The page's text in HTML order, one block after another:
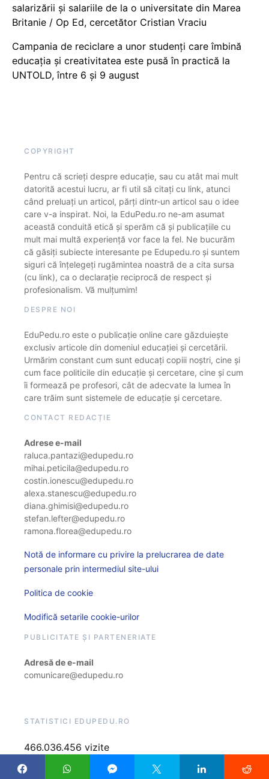
salarizării și salariile de la o universitate din Marea
Britanie / Op Ed, cercetător Cristian Vraciu
Campania de reciclare a unor studenți care îmbină
educația și creativitatea este pusă în practică la
UNTOLD, între 6 și 9 august
COPYRIGHT
Pentru că scrieți despre educație, sau cu atât mai mult
datorită acestui lucru, ar fi util să citați cu link, atunci
când preluați un articol, părți dintr-un articol sau o idee
care v-a inspirat. Noi, la EduPedu.ro ne-am asumat
această conduită etică și sperăm că și publicațiile cu
mult mai multă experiență vor face la fel. Ne bucurăm
că găsiți subiecte interesante pe Edupedu.ro și suntem
siguri că înțelegeți rugămintea noastră de a cita sursa
(cu link), ca o declarație reciprocă de respect și
profesionalism. Vă mulțumim!
DESPRE NOI
EduPedu.ro este o publicație online care găzduiește
exclusiv articole din domeniul educației și cercetării.
Urmărim constant cum sunt educați copiii noștri, cine și
cum face politicile din educație și cercetare, cine și cum
îi formează pe profesori, cât de adecvate la lumea în
care trăim sunt sistemele de educație și cercetare.
CONTACT REDACȚIE
Adrese e-mail
raluca.pantazi@edupedu.ro
mihai.peticila@edupedu.ro
costin.ionescu@edupedu.ro
alexa.stanescu@edupedu.ro
diana.ghimisi@edupedu.ro
stefan.lefter@edupedu.ro
ramona.florea@edupedu.ro
Notă de informare cu privire la prelucrarea de date
personale prin intermediul site-ului
Politica de cookie
Modifică setarile cookie-urilor
PUBLICITATE ȘI PARTENERIATE
Adresă de e-mail
comunicare@edupedu.ro
STATISTICI EDUPEDU.RO
466.036.456 vizite